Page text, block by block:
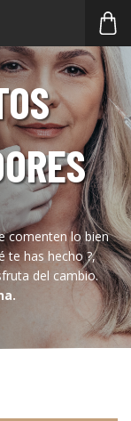
comenten lo bien
te has hecho ?,
del cambio.